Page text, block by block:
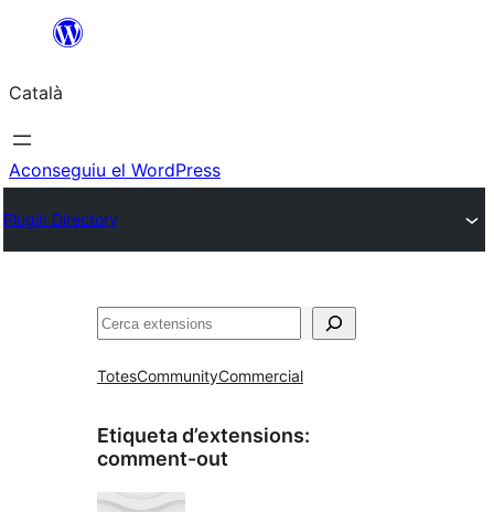
contingut
Català
Aconseguiu el WordPress
Plugin Directory
Cerca
TotesCommunityCommercial
Etiqueta d’extensions:
comment-out